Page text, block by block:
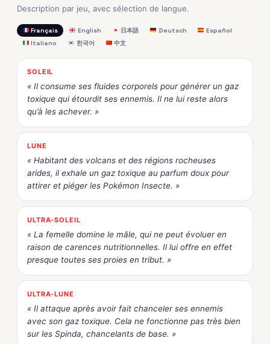
Description par jeu, avec sélection de langue.
Français English 日本語 Deutsch
Español
Italiano
한국어 中文
SOLEIL
« Il consume ses fluides corporels pour générer un gaz
toxique qui étourdit ses ennemis. Il ne lui reste alors
qu’à les achever. »
LUNE
« Habitant des volcans et des régions rocheuses
arides, il exhale un gaz toxique au parfum doux pour
attirer et piéger les Pokémon Insecte. »
ULTRA-SOLEIL
« La femelle domine le mâle, qui ne peut évoluer en
raison de carences nutritionnelles. Il lui offre en effet
presque toutes ses proies en tribut. »
ULTRA-LUNE
« Il attaque après avoir fait chanceler ses ennemis
avec son gaz toxique. Cela ne fonctionne pas très bien
sur les Spinda, chancelants de base. »